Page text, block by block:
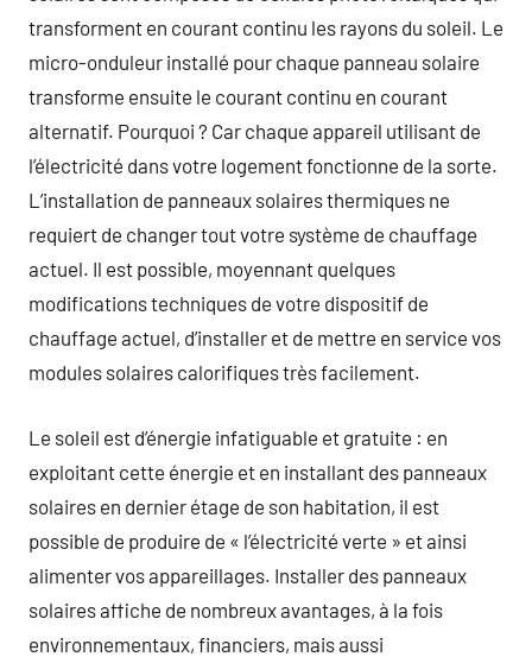
transforment en courant continu les rayons du soleil. Le
micro-onduleur installé pour chaque panneau solaire
transforme ensuite le courant continu en courant
alternatif. Pourquoi ? Car chaque appareil utilisant de
l’électricité dans votre logement fonctionne de la sorte.
L’installation de panneaux solaires thermiques ne
requiert de changer tout votre système de chauffage
actuel. Il est possible, moyennant quelques
modifications techniques de votre dispositif de
chauffage actuel, d’installer et de mettre en service vos
modules solaires calorifiques très facilement.
Le soleil est d’énergie infatiguable et gratuite : en
exploitant cette énergie et en installant des panneaux
solaires en dernier étage de son habitation, il est
possible de produire de « l’électricité verte » et ainsi
alimenter vos appareillages. Installer des panneaux
solaires affiche de nombreux avantages, à la fois
environnementaux, financiers, mais aussi